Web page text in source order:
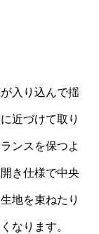
入り込んで揺
近づけて取り
ンスを保つよ
き仕様で中央
地を束ねたり
なります。